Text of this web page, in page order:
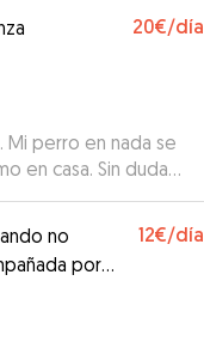
y se nota que
gracias chicos!!
20€/día
Mi perro en nada se
en casa. Sin duda
no
por
12€/día